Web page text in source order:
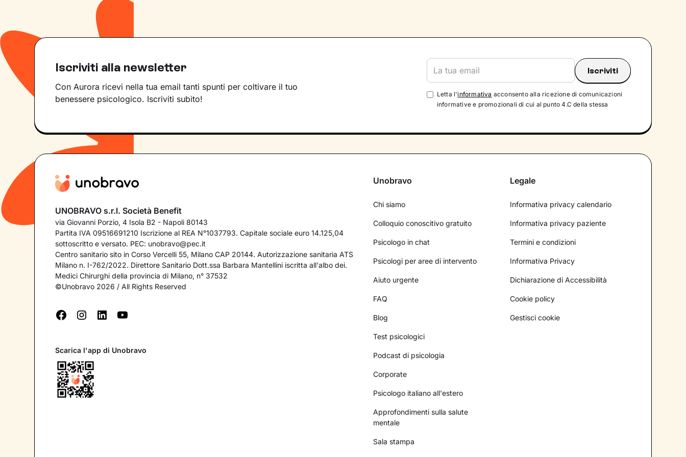
Iscriviti alla newsletter
Con Aurora ricevi nella tua email tanti spunti per coltivare il tuo
benessere psicologico. Iscriviti subito!
Letta l'informativa acconsento alla ricezione di comunicazioni
informative e promozionali di cui al punto 4.C della stessa
UNOBRAVO s.r.l. Società Benefit
via Giovanni Porzio, 4 Isola B2 - Napoli 80143
Partita IVA 09516691210 Iscrizione al REA N°1037793. Capitale sociale euro 14.125,04
sottoscritto e versato. PEC: unobravo@pec.it
Centro sanitario sito in Corso Vercelli 55, Milano CAP 20144. Autorizzazione sanitaria ATS
Milano n. I-762/2022. Direttore Sanitario Dott.ssa Barbara Mantellini iscritta all'albo dei.
Medici Chirurghi della provincia di Milano, n° 37532
©Unobravo 2026 / All Rights Reserved
Scarica l'app di Unobravo
Unobravo
Chi siamo
Colloquio conoscitivo gratuito
Psicologo in chat
Psicologi per aree di intervento
Aiuto urgente
FAQ
Blog
Test psicologici
Podcast di psicologia
Corporate
Psicologo italiano all'estero
Approfondimenti sulla salute
mentale
Sala stampa
Legale
Informativa privacy calendario
Informativa privacy paziente
Termini e condizioni
Informativa Privacy
Dichiarazione di Accessibilità
Cookie policy
Gestisci cookie